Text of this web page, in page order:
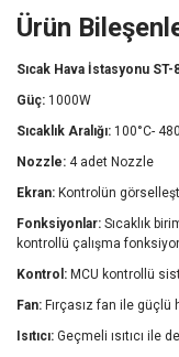
Ürün
Sıcak Hava İstasyonu ST-
Güç: 1000W
Sıcaklık Aralığı: 100°C-
Nozzle: 4 adet Nozzle
Ekran: Kontrolün
Fonksiyonlar: Sıcaklık
kontrollü çalışma
Kontrol: MCU kontrollü
Fan: Fırçasız fan ile güçlü
Isıtıcı: Geçmeli ısıtıcı ile